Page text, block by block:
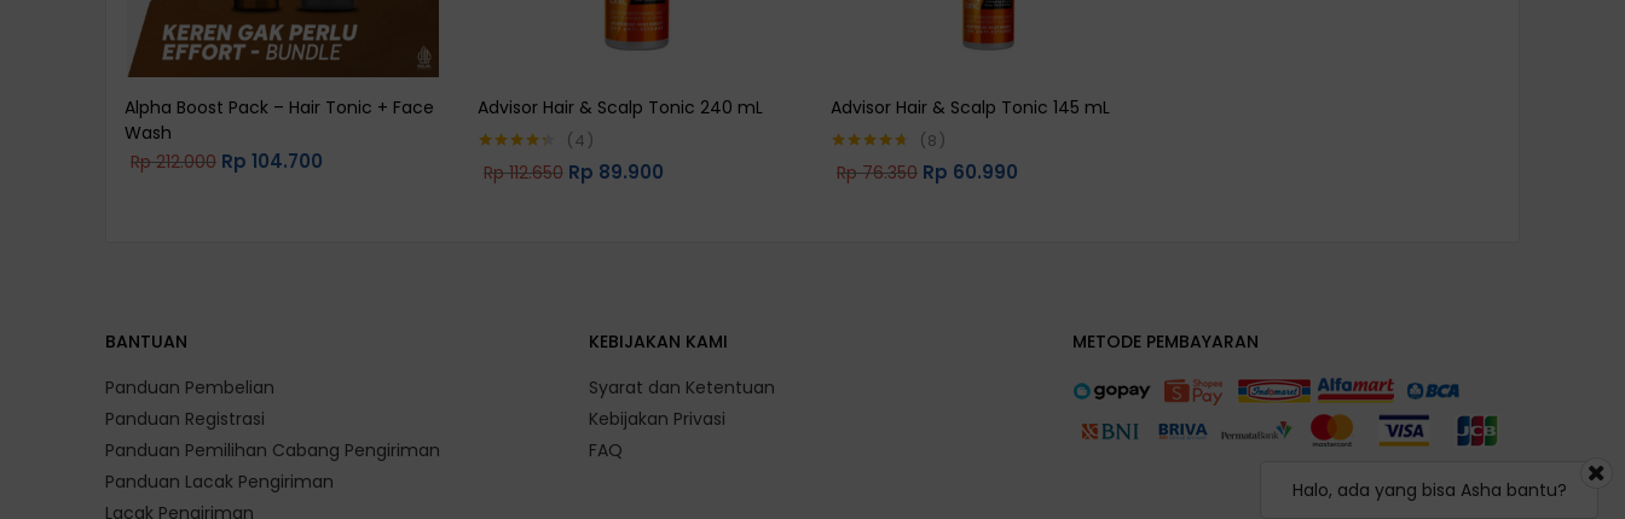
Alpha Boost Pack – Hair Tonic + Face
Wash
Rp212.000 Rp 104.700
Advisor Hair & Scalp Tonic 240 mL
Rated4.25
4
Rp112.650 Rp 89.900
Advisor Hair & Scalp Tonic 145 mL
Rated4.63
8
Rp76.350 Rp 60.990
Halo, ada yang bisa Asha bantu?
BANTUAN
Panduan Pembelian
Panduan Registrasi
Panduan Pemilihan Cabang Pengiriman
Panduan Lacak Pengiriman
Lacak Pengiriman
KEBIJAKAN KAMI
Syarat dan Ketentuan
Kebijakan Privasi
FAQ
METODE PEMBAYARAN